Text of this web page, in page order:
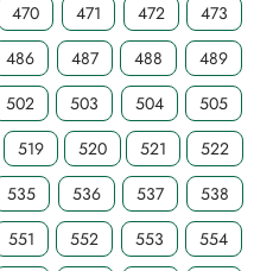
470 471 472
473
486 487 488
489
502 503 504
505
519 520 521
522
535 536 537
538
551 552 553
554